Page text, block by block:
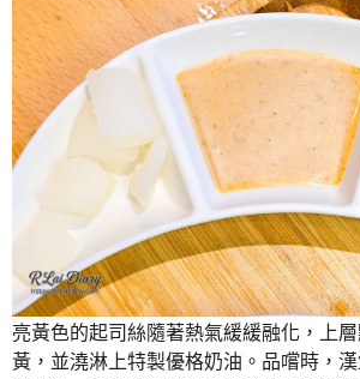
亮黃色的起司絲隨著熱氣緩緩融化，上
黃，並澆淋上特製優格奶油。品嚐時，